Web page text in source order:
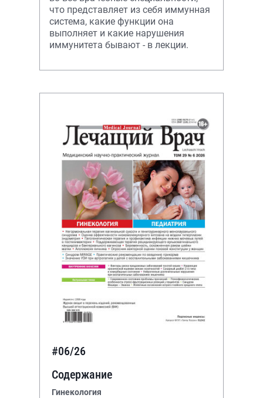
что представляет из себя иммунная
система, какие функции она
выполняет и какие нарушения
иммунитета бывают - в лекции.
#06/26
Содержание
Гинекология